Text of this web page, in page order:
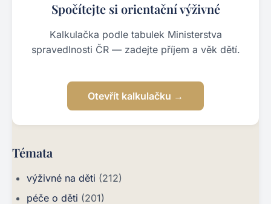
Spočítejte si orientační výživné
Kalkulačka podle tabulek Ministerstva
spravedlnosti ČR — zadejte příjem a věk dětí.
Otevřít kalkulačku →
Témata
výživné na děti (212)
péče o děti (201)